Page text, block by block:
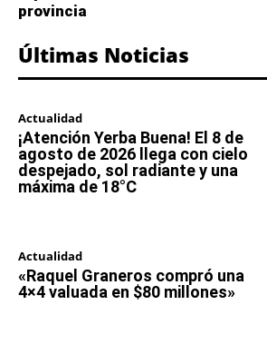
provincia
Últimas Noticias
Actualidad
¡Atención Yerba Buena! El 8 de
agosto de 2026 llega con cielo
despejado, sol radiante y una
máxima de 18°C
Actualidad
«Raquel Graneros compró una
4×4 valuada en $80 millones»